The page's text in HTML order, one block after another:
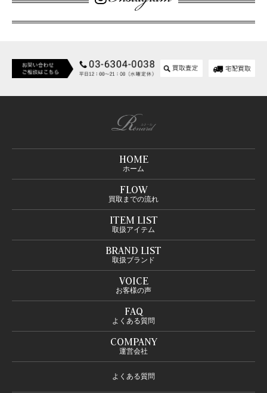
HOME
ホーム
FLOW
買取までの流れ
ITEM LIST
取扱アイテム
BRAND LIST
取扱ブランド
VOICE
お客様の声
FAQ
よくある質問
COMPANY
運営会社
よくある質問